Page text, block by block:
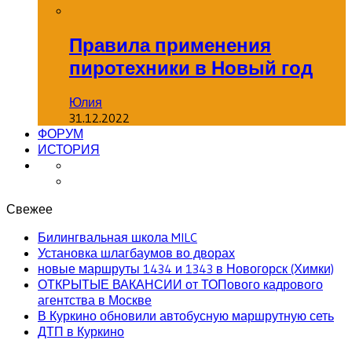
Правила применения
пиротехники в Новый год
Юлия
31.12.2022
ФОРУМ
ИСТОРИЯ
Свежее
Билингвальная школа MILC
Установка шлагбаумов во дворах
новые маршруты 1434 и 1343 в Новогорск (Химки)
ОТКРЫТЫЕ ВАКАНСИИ от ТОПового кадрового
агентства в Москве
В Куркино обновили автобусную маршрутную сеть
ДТП в Куркино